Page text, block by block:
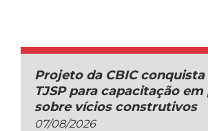
Projeto da CBIC
TJSP para capacitação
sobre vícios construtivos
07/08/2026